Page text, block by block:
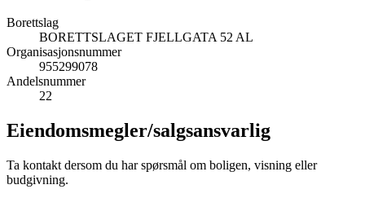
Borettslag
BORETTSLAGET FJELLGATA 52 AL
Organisasjonsnummer
955299078
Andelsnummer
22
Eiendomsmegler/salgsansvarlig
Ta kontakt dersom du har spørsmål om boligen, visning eller
budgivning.